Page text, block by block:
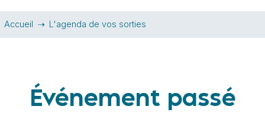
Accueil L'agenda de vos sorties
Événement passé